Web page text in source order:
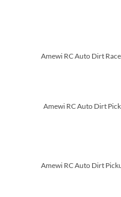
Amewi RC Auto Dirt
Amewi RC Auto Dirt
Amewi RC Auto Dirt